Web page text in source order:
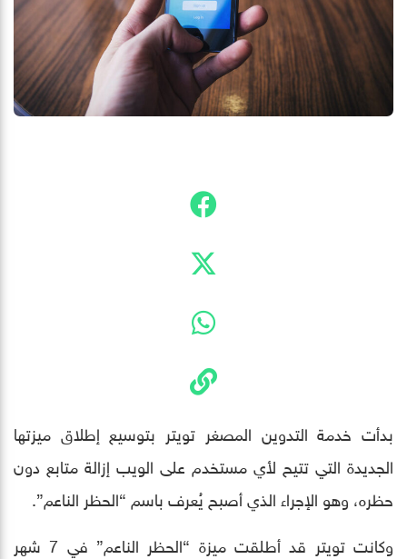
بدأت خدمة التدوين المصغر تويتر بتوسيع إطلاق ميزتها
الجديدة التي تتيح لأي مستخدم على الويب إزالة متابع دون
حظره، وهو الإجراء الذي أصبح يُعرف باسم “الحظر الناعم”.
وكانت تويتر قد أطلقت ميزة “الحظر الناعم” في 7 شهر